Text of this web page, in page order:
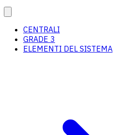
CENTRALI
GRADE 3
ELEMENTI DEL SISTEMA